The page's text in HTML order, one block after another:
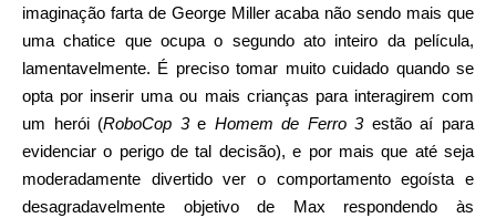
imaginação farta de George Miller acaba não sendo mais que
uma chatice que ocupa o segundo ato inteiro da película,
lamentavelmente. É preciso tomar muito cuidado quando se
opta por inserir uma ou mais crianças para interagirem com
um herói (RoboCop 3e Homem de Ferro 3 estão aí para
evidenciar o perigo de tal decisão), e por mais que até seja
moderadamente divertido ver o comportamento egoísta e
desagradavelmente objetivo de Max respondendo às